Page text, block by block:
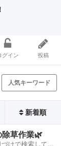
グイン 投稿
人気キーワード
新着順
除草作業🌿
けで検索して即